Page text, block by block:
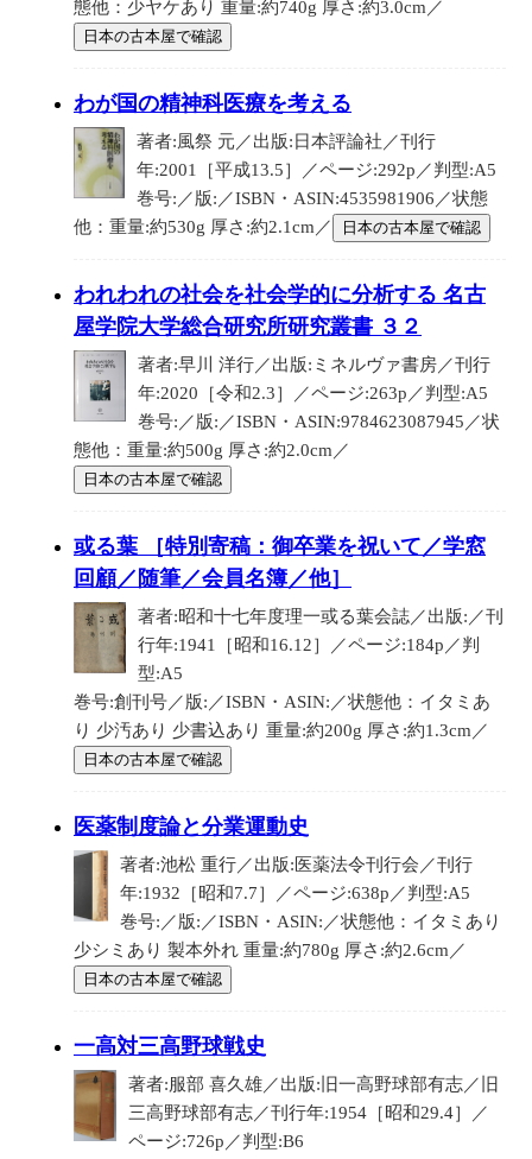
態他：少ヤケあり 重量:約740g 厚さ:約3.0cm／
日本の古本屋で確認
わが国の精神科医療を考える
著者:風祭 元／出版:日本評論社／刊行
年:2001［平成13.5］／ページ:292p／判型:A5
巻号:／版:／ISBN・ASIN:4535981906／状態
他：重量:約530g 厚さ:約2.1cm／
日本の古本屋で確認
われわれの社会を社会学的に分析する 名古
屋学院大学総合研究所研究叢書 ３２
著者:早川 洋行／出版:ミネルヴァ書房／刊行
年:2020［令和2.3］／ページ:263p／判型:A5
巻号:／版:／ISBN・ASIN:9784623087945／状
態他：重量:約500g 厚さ:約2.0cm／
日本の古本屋で確認
或る葉 ［特別寄稿：御卒業を祝いて／学窓
回顧／随筆／会員名簿／他］
著者:昭和十七年度理一或る葉会誌／出版:／刊
行年:1941［昭和16.12］／ページ:184p／判
型:A5
巻号:創刊号／版:／ISBN・ASIN:／状態他：イタミあ
り 少汚あり 少書込あり 重量:約200g 厚さ:約1.3cm／
日本の古本屋で確認
医薬制度論と分業運動史
著者:池松 重行／出版:医薬法令刊行会／刊行
年:1932［昭和7.7］／ページ:638p／判型:A5
巻号:／版:／ISBN・ASIN:／状態他：イタミあり
少シミあり 製本外れ 重量:約780g 厚さ:約2.6cm／
日本の古本屋で確認
一高対三高野球戦史
著者:服部 喜久雄／出版:旧一高野球部有志／旧
三高野球部有志／刊行年:1954［昭和29.4］／
ページ:726p／判型:B6